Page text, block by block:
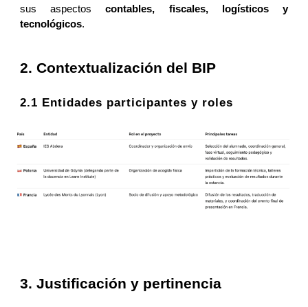
sus aspectoscontables, fiscales, logísticos y
tecnológicos.
2. Contextualización del BIP
2.1 Entidades participantes y roles
3. Justificación y pertinencia